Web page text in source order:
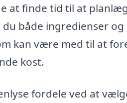
at finde tid til at
både ingredienser
kan være med til at
kost.
fordele ved at